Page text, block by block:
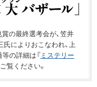
の最終選考会が、笠井
氏によりおこなわれ、上
の詳細は『ミステリー
覧ください。